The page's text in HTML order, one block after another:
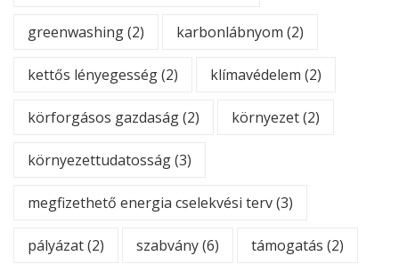
greenwashing(2) karbonlábnyom (2)
kettős lényegesség(2) klímavédelem (2)
körforgásos gazdaság(2) környezet(2)
környezettudatosság(3)
megfizethető energia cselekvési terv(3)
pályázat(2) szabvány(6) támogatás (2)